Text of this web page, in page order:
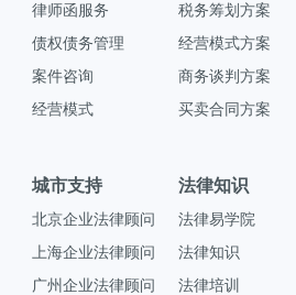
律师函服务
债权债务管理
案件咨询
经营模式
税务筹划方案
经营模式方案
商务谈判方案
买卖合同方案
城市支持
北京企业法律顾问
上海企业法律顾问
广州企业法律顾问
法律知识
法律易学院
法律知识
法律培训